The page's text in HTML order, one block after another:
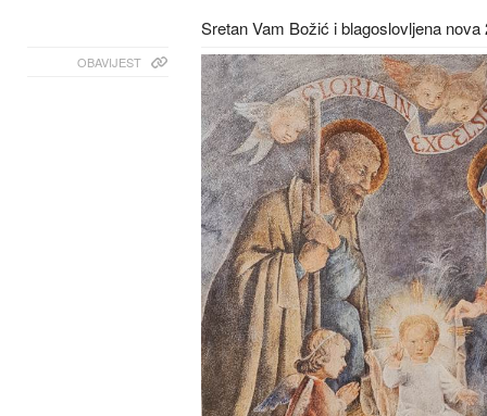
Sretan Vam Božić i blagoslovljena nova
OBAVIJEST